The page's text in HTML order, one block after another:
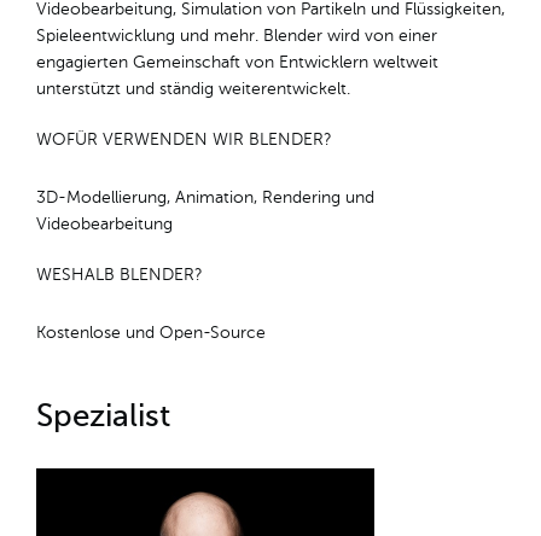
Videobearbeitung, Simulation von Partikeln und Flüssigkeiten,
Spieleentwicklung und mehr. Blender wird von einer
engagierten Gemeinschaft von Entwicklern weltweit
unterstützt und ständig weiterentwickelt.
WOFÜR VERWENDEN WIR BLENDER?
3D-Modellierung, Animation, Rendering und
Videobearbeitung
WESHALB BLENDER?
Kostenlose und Open-Source
Spezialist